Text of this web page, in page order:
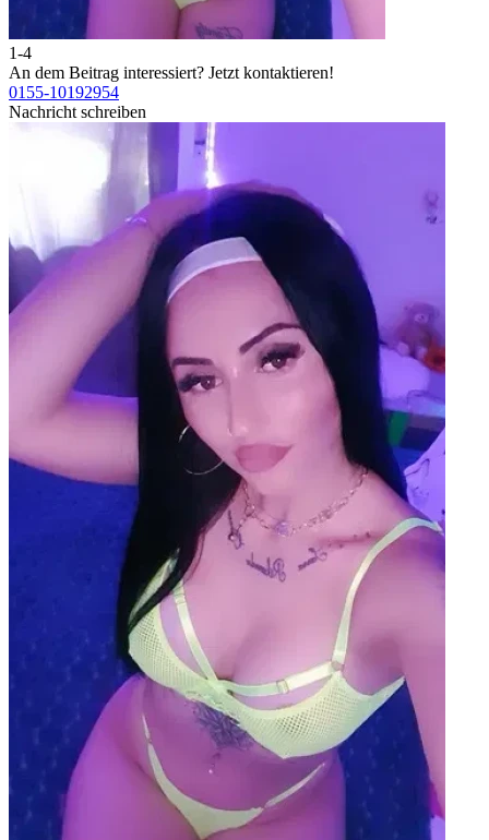
1-4
An dem Beitrag interessiert? Jetzt kontaktieren!
0155-10192954
Nachricht schreiben